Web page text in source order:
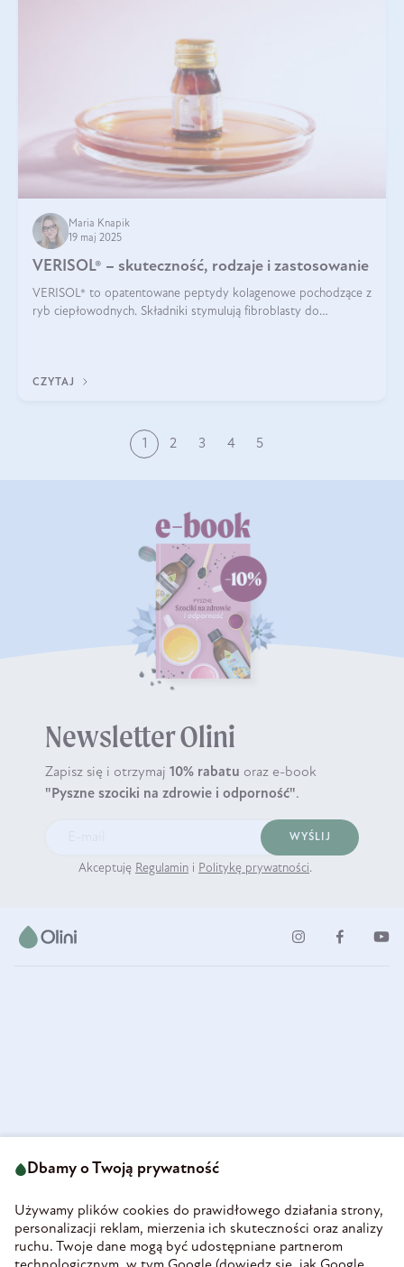
Maria Knapik
19 maj 2025
VERISOL® – skuteczność, rodzaje i zastosowanie
VERISOL® to opatentowane peptydy kolagenowe pochodzące z
ryb ciepłowodnych. Składniki stymulują fibroblasty do
CZYTAJ
1 2 3 4 5
Newsletter Olini
Zapisz się i otrzymaj 10% rabatu oraz e-book
"Pyszne szociki na zdrowie i odporność".
WYŚLIJ
Akceptuję Regulamin i Politykę prywatności.
58-160 Świebodzice
REGON 890213034
INFORMACJE
Dbamy o Twoją prywatność
Używamy plików cookies do prawidłowego działania strony,
personalizacji reklam, mierzenia ich skuteczności oraz analizy
ruchu. Twoje dane mogą być udostępniane partnerom